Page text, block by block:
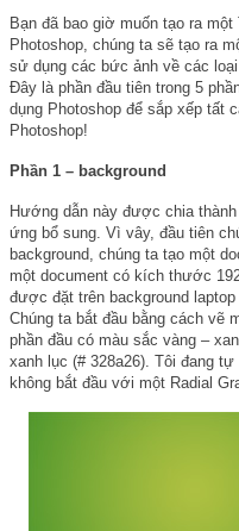
Bạn đã bao giờ muốn tạo ra
Photoshop, chúng ta sẽ tạo ra
sử dụng các bức ảnh về các
Đây là phần đầu tiên trong 5
dụng Photoshop để sắp xếp tất
Photoshop!
Phần 1 – background
Hướng dẫn này được chia
ứng bổ sung. Vì vây, đầu tiên
background, chúng ta tạo một
một document có kích thước
được đặt trên background laptop
Chúng ta bắt đầu bằng cách vẽ
phần đầu có màu sắc vàng –
xanh lục (# 328a26). Tôi đang
không bắt đầu với một Radial